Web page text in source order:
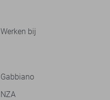
Werken bij
Gabbiano
NZA